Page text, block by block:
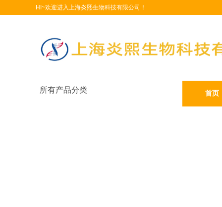
所有产品分类 首页
HI~欢迎进入上海炎熙生物科技有限公司！